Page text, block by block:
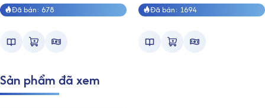
Đã bán: 678 Đã bán: 1694
Sản phẩm đã xem